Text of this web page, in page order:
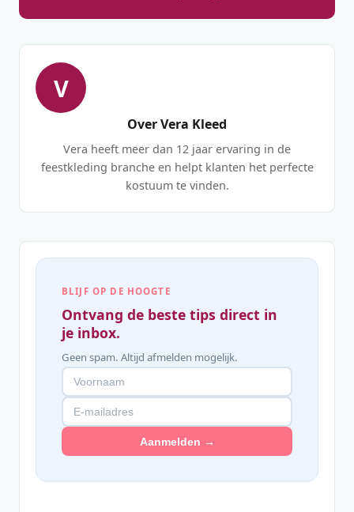
V
Over Vera Kleed
Vera heeft meer dan 12 jaar ervaring in de
feestkleding branche en helpt klanten het perfecte
kostuum te vinden.
BLIJF OP DE HOOGTE
Ontvang de beste tips direct in
je inbox.
Geen spam. Altijd afmelden mogelijk.
Aanmelden →